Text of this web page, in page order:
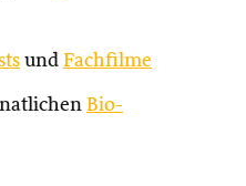
und Fachfilme
Bio-